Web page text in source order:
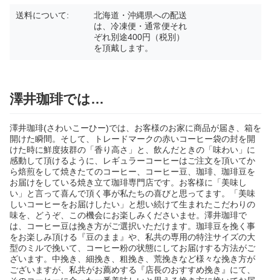
送料について:
北海道・沖縄県への配送
は、冷凍便・通常便それ
ぞれ別途400円（税別）
を頂戴します。
澤井珈琲では…
澤井珈琲(さわいこーひー)では、お客様のお家に商品が届き、箱を
開けた瞬間。そして、トレードマークの赤いコーヒー袋の封を開
けた時に鮮度抜群の「香り高さ」と、飲んだときの「味わい」に
感動して頂けるように、レギュラーコーヒーはご注文を頂いてか
ら焙煎をして焼きたてのコーヒー、コーヒー豆、珈琲、珈琲豆を
お届けをしている焼き立て珈琲専門店です。お客様に「美味し
い」と言って喜んで頂く事が私たちの喜びと思ってます。「美味
しいコーヒーをお届けしたい」と想い続けて生まれたこだわりの
味を、どうぞ、この機会にお楽しみくださいませ。澤井珈琲で
は、コーヒー豆は挽き方がご選択いただけます。珈琲豆を挽く事
をお楽しみ頂ける『豆のまま』や、私共の専用の特注サイズの大
型のミルで挽いて、コーヒー粉の状態にしてお届けする方法がご
ざいます。中挽き、細挽き、粗挽き、荒挽きなど様々な挽き方が
ございますが、私共がお薦めする『店長のおすすめ挽き』にて、